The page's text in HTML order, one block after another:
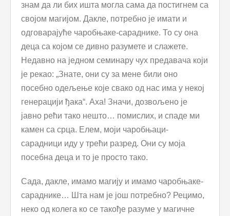
знам да ли бих ишта могла сама да постигнем са
својом магијом. Дакле, потребно је имати и
одговарајуће чаробњаке-сараднике. То су она
деца са којом се дивно разумете и слажете.
Недавно на једном семинару чух предавача који
је рекао: „Знате, они су за мене били оно
посебно одељење које свако од нас има у некој
генерацији ђака“. Аха! Значи, дозвољено је
јавно рећи тако нешто… помислих, и спаде ми
камен са срца. Елем, моји чаробњаци-
сарадници иду у трећи разред. Они су моја
посебна деца и то је просто тако.
Сада, дакле, имамо магију и имамо чаробњаке-
сараднике… Шта нам је још потребно? Рецимо,
неко од колега ко се такође разуме у магичне